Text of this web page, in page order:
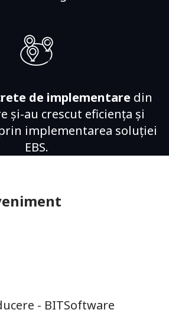
de implementare din
și-au crescut eficiența și
implementarea soluției
EBS.
- BITSoftware